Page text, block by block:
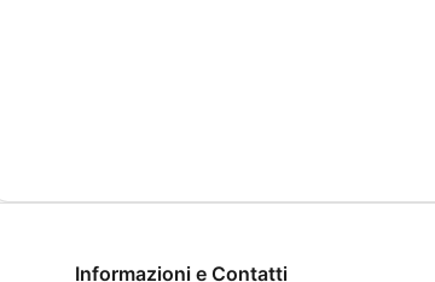
Informazioni e Contatti